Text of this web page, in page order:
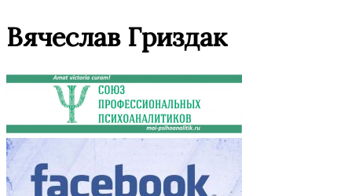
Вячеслав Гриздак